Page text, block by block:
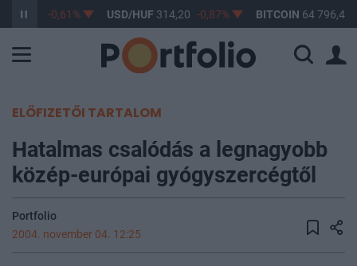
363,17 -0,61% USD/HUF 314,20 -0,87% BITCOIN 64 796,49
ELŐFIZETŐI TARTALOM
Hatalmas csalódás a legnagyobb
közép-európai gyógyszercégtől
Portfolio
2004. november 04. 12:25